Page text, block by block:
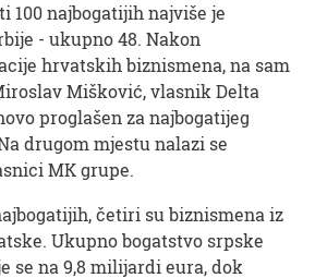
100 najbogatijih najviše je
- ukupno 48. Nakon
hrvatskih biznismena, na sam
Mišković, vlasnik Delta
proglašen za najbogatijeg
drugom mjestu nalazi se
MK grupe.
četiri su biznismena iz
Ukupno bogatstvo srpske
se na 9,8 milijardi eura, dok